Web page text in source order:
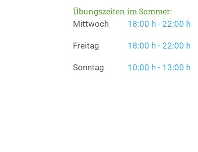
Übungszeiten im Sommer:
Mittwoch 18:00 h - 22:00 h
Freitag 18:00 h - 22:00 h
Sonntag 10:00 h - 13:00 h